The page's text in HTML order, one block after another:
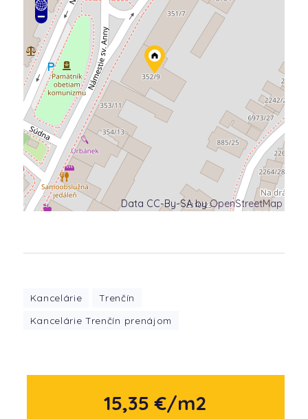
Data CC-By-SA byOpenStreetMap
Kancelárie
Trenčín
Kancelárie Trenčín prenájom
15,35 €/m2